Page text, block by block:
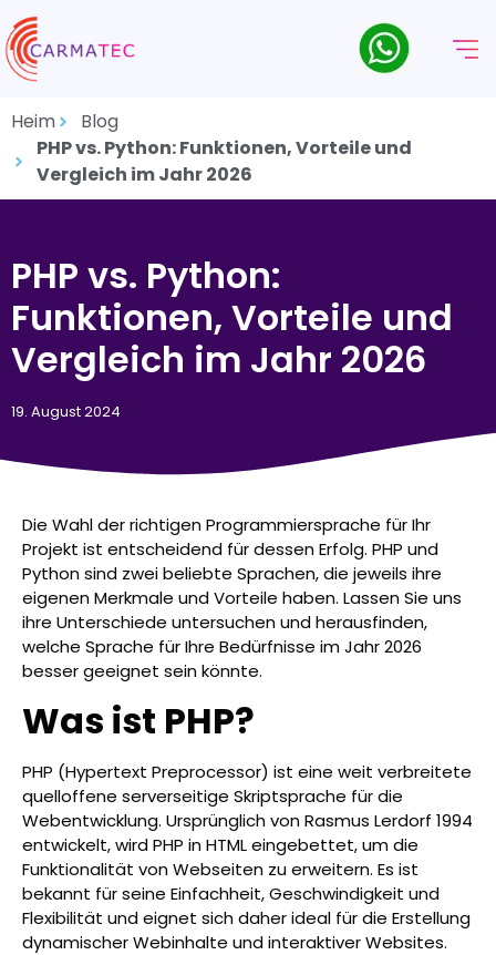
Heim
Blog
PHP vs. Python: Funktionen, Vorteile und
Vergleich im Jahr 2026
PHP vs. Python:
Funktionen, Vorteile und
Vergleich im Jahr 2026
19. August 2024
Die Wahl der richtigen Programmiersprache für Ihr
Projekt ist entscheidend für dessen Erfolg. PHP und
Python sind zwei beliebte Sprachen, die jeweils ihre
eigenen Merkmale und Vorteile haben. Lassen Sie uns
ihre Unterschiede untersuchen und herausfinden,
welche Sprache für Ihre Bedürfnisse im Jahr 2026
besser geeignet sein könnte.
Was ist PHP?
PHP (Hypertext Preprocessor) ist eine weit verbreitete
quelloffene serverseitige Skriptsprache für die
Webentwicklung. Ursprünglich von Rasmus Lerdorf 1994
entwickelt, wird PHP in HTML eingebettet, um die
Funktionalität von Webseiten zu erweitern. Es ist
bekannt für seine Einfachheit, Geschwindigkeit und
Flexibilität und eignet sich daher ideal für die Erstellung
dynamischer Webinhalte und interaktiver Websites.